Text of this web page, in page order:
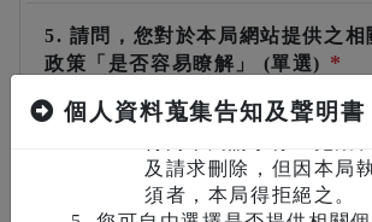
5. 請問，您對於本局網站提供之相
政策「是否容易瞭解」 (單選) *
不滿意
非常不滿意
6. 請問，您認為本局網站是否容易
詢之資料？ (單選)*
個人資料蒐集告知及聲明書
若您的個人資料有任何
局請求補充或更正，使
明。
及請求刪除，但因本局
須者，本局得拒絕之。